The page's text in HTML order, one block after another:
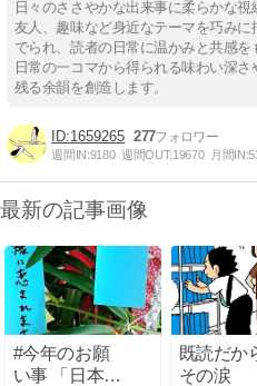
日々のささやかな出来事に柔らかな
友人、趣味など身近なテーマを巧み
でられ、読者の日常に温かみと共感を
日常の一コマから得られる味わい深
残る余韻を創造します。
1659265 277
週間IN:9180 週間OUT:19670 月間IN:
最新の記事画像
#今年のお願
い事 「日本再
既読だか
その涙